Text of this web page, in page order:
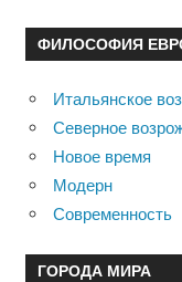
ФИЛОСОФИЯ
Итальянское
Северное
Новое время
Модерн
Современность
ГОРОДА МИРА